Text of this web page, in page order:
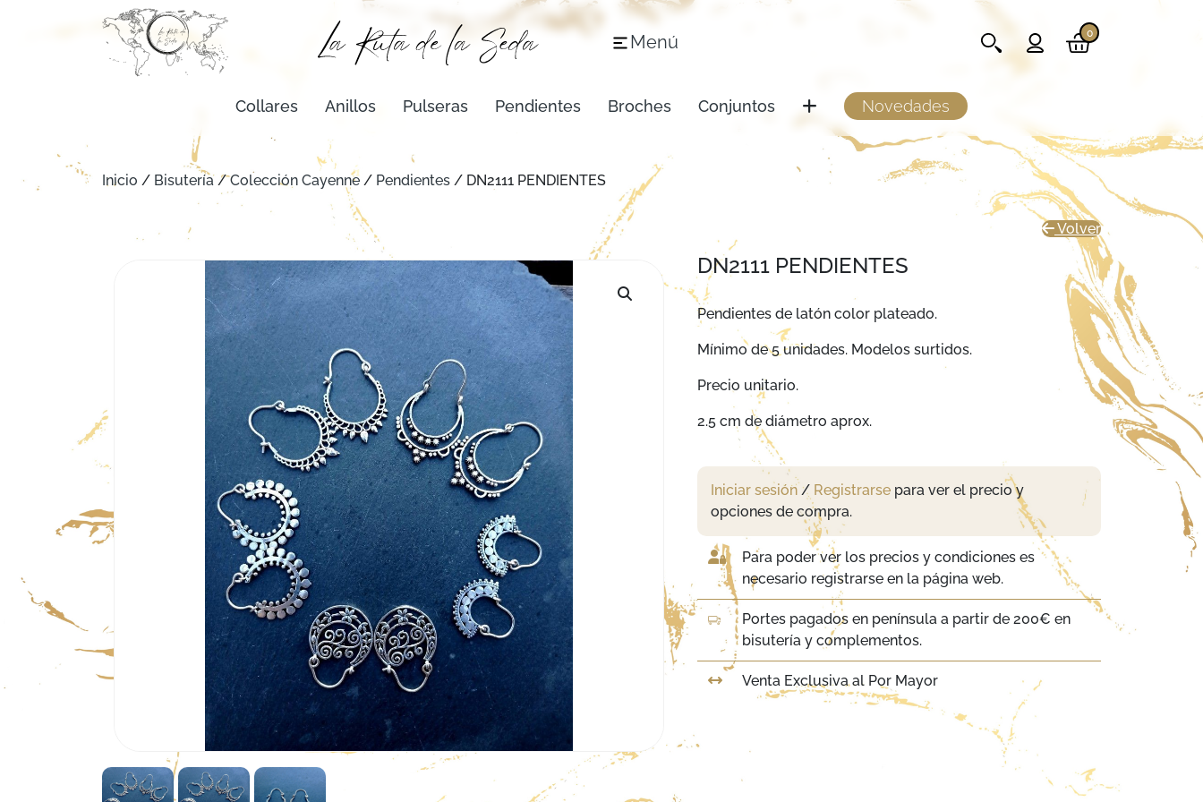
Menú 0
Collares Anillos Pulseras Pendientes Broches Conjuntos Novedades
Inicio / Bisutería/Colección Cayenne / Pendientes / DN2111 PENDIENTES
Volver
DN2111 PENDIENTES
Pendientes de latón color plateado.
Mínimo de 5 unidades. Modelos surtidos.
Precio unitario.
2.5 cm de diámetro aprox.
Iniciar sesión / Registrarse para ver el precio y
opciones de compra.
Para poder ver los precios y condiciones es
necesario registrarse en la página web.
Portes pagados en península a partir de 200€ en
bisutería y complementos.
Venta Exclusiva al Por Mayor